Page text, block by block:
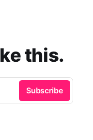
this.
Subscribe